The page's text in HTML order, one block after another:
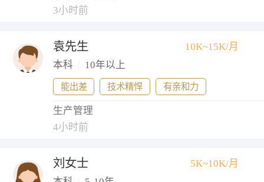
3小时前
袁先生
10K~15K/月
本科
10年以上
能出差 技术精悍 有亲和力
生产管理
4小时前
刘女士
5K~10K/月